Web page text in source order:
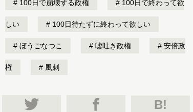
100日で崩壊する政権 100日で終わって欲
しい 100日待たずに終わって欲しい
ぼうごなつこ 嘘吐き政権 安倍政
権 風刺
B!